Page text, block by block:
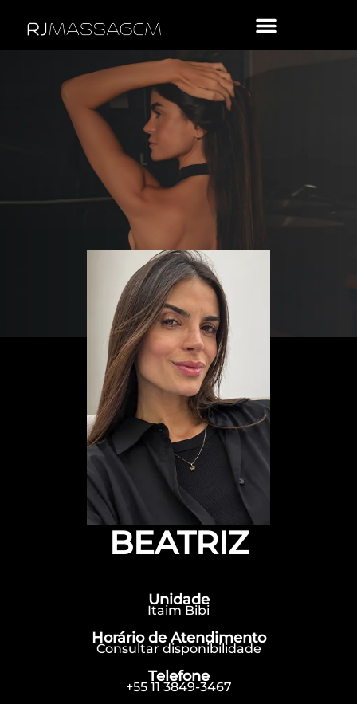
BEATRIZ
Unidade
Itaim Bibi
Horário de Atendimento
Consultar disponibilidade
Telefone
+55 11 3849-3467